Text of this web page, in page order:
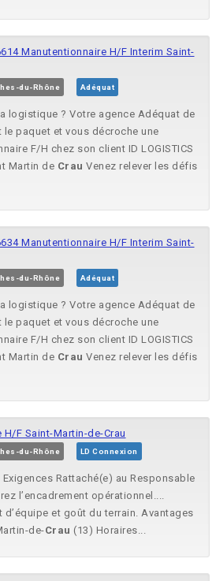
Manutentionnaire H/F Interim Saint-
du-Rhône Adéquat
logistique ? Votre agence Adéquat de
le paquet et vous décroche une
F/H chez son client ID LOGISTICS
Martin de Crau Venez relever les défis
Manutentionnaire H/F Interim Saint-
du-Rhône Adéquat
logistique ? Votre agence Adéquat de
le paquet et vous décroche une
F/H chez son client ID LOGISTICS
Martin de Crau Venez relever les défis
F Saint-Martin-de-Crau
du-Rhône LD Connexion
Exigences Rattaché(e) au Responsable
l’encadrement opérationnel....
et goût du terrain. Avantages
de-Crau (13) Horaires...